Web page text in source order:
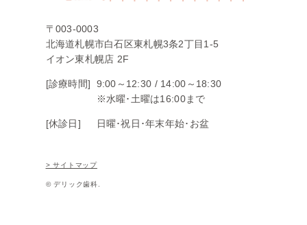
〒003-0003
北海道札幌市白石区東札幌3条2丁目1-5
イオン東札幌店 2F
[診療時間] 9:00～12:30 / 14:00～18:30
※水曜･土曜は16:00まで
[休診日] 日曜･祝日･年末年始･お盆
> サイトマップ
© デリック歯科.